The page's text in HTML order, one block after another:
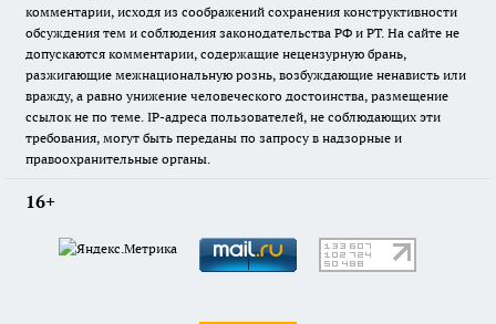
комментарии, исходя из соображений сохранения конструктивности
обсуждения тем и соблюдения законодательства РФ и РТ. На сайте не
допускаются комментарии, содержащие нецензурную брань,
разжигающие межнациональную рознь, возбуждающие ненависть или
вражду, а равно унижение человеческого достоинства, размещение
ссылок не по теме. IP-адреса пользователей, не соблюдающих эти
требования, могут быть переданы по запросу в надзорные и
правоохранительные органы.
16+